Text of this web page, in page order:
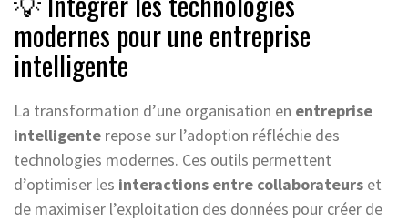
modernes pour une entreprise
intelligente
La transformation d’une organisation en entreprise
intelligente repose sur l’adoption réfléchie des
technologies modernes. Ces outils permettent
d’optimiser les interactions entre collaborateurs et
de maximiser l’exploitation des données pour créer de